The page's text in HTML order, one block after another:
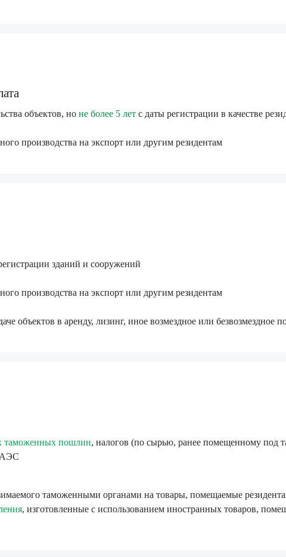
объектов, но не более 5 лет с даты регистрации в качестве
производства на экспорт или другим резидентам
зданий и сооружений
производства на экспорт или другим резидентам
объектов в аренду, лизинг, иное возмездное или безвозмездное
таможенных пошлин, налогов (по сырью, ранее помещенному под
таможенными органами на товары, помещаемые
, изготовленные с использованием иностранных товаров,